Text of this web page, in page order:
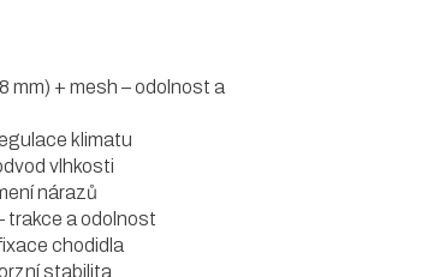
mm) + mesh – odolnost a
klimatu
vlhkosti
nárazů
trakce a odolnost
chodidla
stabilita